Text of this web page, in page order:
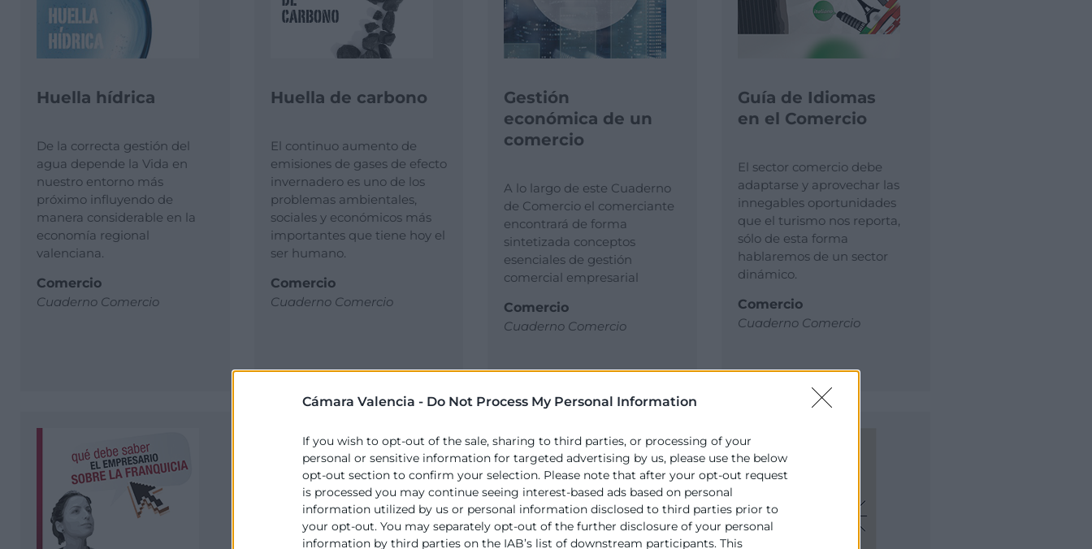
Cámara Valencia - Do Not Process My Personal Information
If you wish to opt-out of the sale, sharing to third parties, or processing of your
personal or sensitive information for targeted advertising by us, please use the below
opt-out section to confirm your selection. Please note that after your opt-out request
is processed you may continue seeing interest-based ads based on personal
information utilized by us or personal information disclosed to third parties prior to
your opt-out. You may separately opt-out of the further disclosure of your personal
information by third parties on the IAB’s list of downstream participants. This
Huella hídrica
De la correcta gestión del
agua depende la Vida en
nuestro entorno más
próximo influyendo de
manera considerable en la
economía regional
valenciana.
Comercio
Cuaderno Comercio
Huella de carbono
El continuo aumento de
emisiones de gases de efecto
invernadero es uno de los
problemas ambientales,
sociales y económicos más
importantes que tiene hoy el
ser humano.
Comercio
Cuaderno Comercio
Gestión
económica de un
comercio
A lo largo de este Cuaderno
de Comercio el comerciante
encontrará de forma
sintetizada conceptos
esenciales de gestión
comercial empresarial
Comercio
Cuaderno Comercio
Guía de Idiomas
en el Comercio
El sector comercio debe
adaptarse y aprovechar las
innegables oportunidades
que el turismo nos reporta,
sólo de esta forma
hablaremos de un sector
dinámico.
Comercio
Cuaderno Comercio